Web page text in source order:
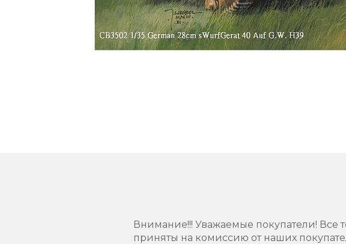
Внимание!!! Уважаемые покупатели! Все
приняты на комиссию от наших